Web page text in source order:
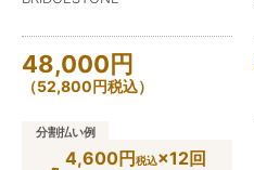
48,000円
（52,800円税込）
分割払い例
4,600円税込×12回